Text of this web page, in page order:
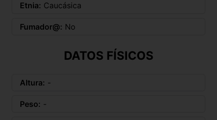
Etnia: Caucásica
Fumador@: No
DATOS FÍSICOS
Altura: -
Peso: -